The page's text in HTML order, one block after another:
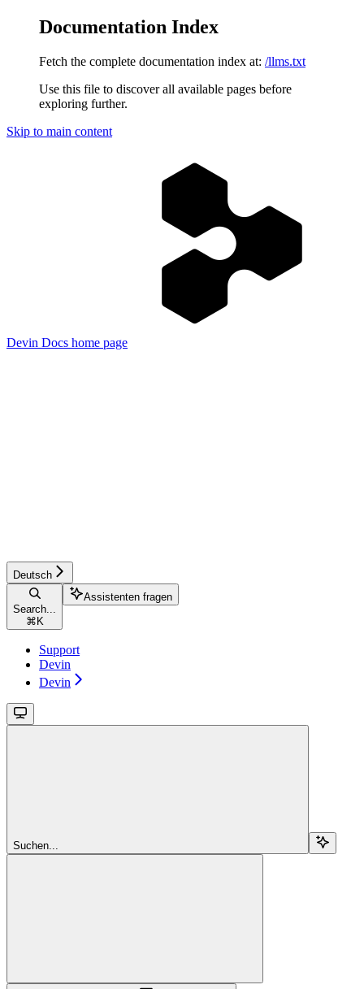
Documentation Index
Fetch the complete documentation index at: /llms.txt
Use this file to discover all available pages before
exploring further.
Skip to main content
Devin Docs home page
Deutsch
Search...
⌘ K
Assistenten fragen
Support
Devin
Devin
Suchen...